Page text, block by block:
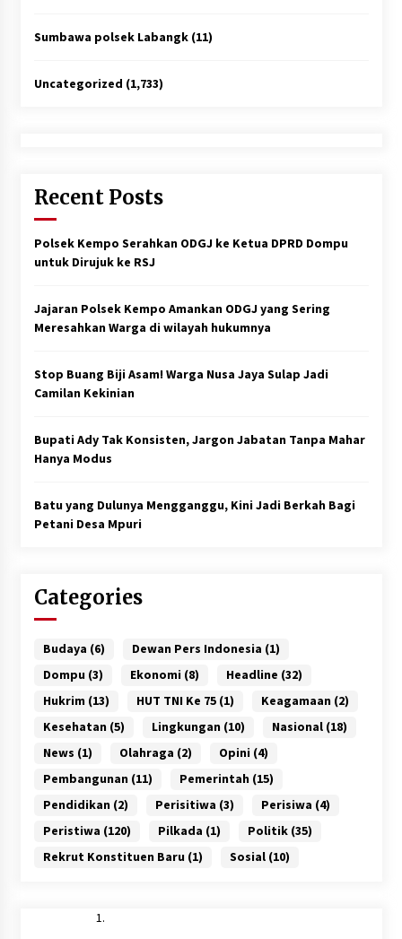
Sumbawa polsek Labangk(11)
Uncategorized (1,733)
Recent Posts
Polsek Kempo Serahkan ODGJ ke Ketua DPRD Dompu
untuk Dirujuk ke RSJ
Jajaran Polsek Kempo Amankan ODGJ yang Sering
Meresahkan Warga di wilayah hukumnya
Stop Buang Biji Asam! Warga Nusa Jaya Sulap Jadi
Camilan Kekinian
Bupati Ady Tak Konsisten, Jargon Jabatan Tanpa Mahar
Hanya Modus
Batu yang Dulunya Mengganggu, Kini Jadi Berkah Bagi
Petani Desa Mpuri
Categories
Budaya (6) Dewan Pers Indonesia (1)
Dompu (3) Ekonomi (8) Headline (32)
Hukrim (13) HUT TNI Ke 75(1) Keagamaan (2)
Kesehatan (5) Lingkungan (10) Nasional(18)
News (1) Olahraga (2) Opini (4)
Pembangunan (11) Pemerintah (15)
Pendidikan (2) Perisitiwa (3) Perisiwa (4)
Peristiwa (120) Pilkada (1) Politik(35)
Rekrut Konstituen Baru (1) Sosial(10)